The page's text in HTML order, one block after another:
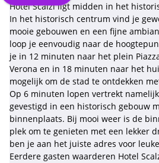
Hotel Scalzi ligt midden in het
In het historisch centrum vind je
mooie gebouwen en een fijne
loop je eenvoudig naar de
je in 12 minuten naar het plein
Verona en in 18 minuten naar het
mogelijk om de stad te ontdekken
Op 6 minuten lopen vertrekt
gevestigd in een historisch gebouw
binnenplaats. Bij mooi weer is de
plek om te genieten met een lekker
ben je aan het juiste adres voor
Eerdere gasten waarderen Hotel